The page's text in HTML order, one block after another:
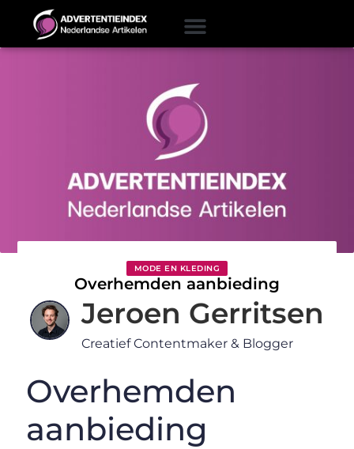
MODE EN KLEDING
Overhemden aanbieding
Jeroen Gerritsen
Creatief Contentmaker & Blogger
Overhemden
aanbieding